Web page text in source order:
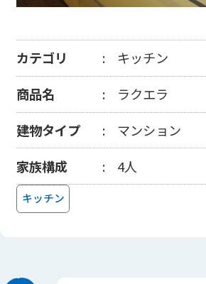
カテゴリ
キッチン
商品名
ラクエラ
建物タイプ
マンション
家族構成
4人
キッチン